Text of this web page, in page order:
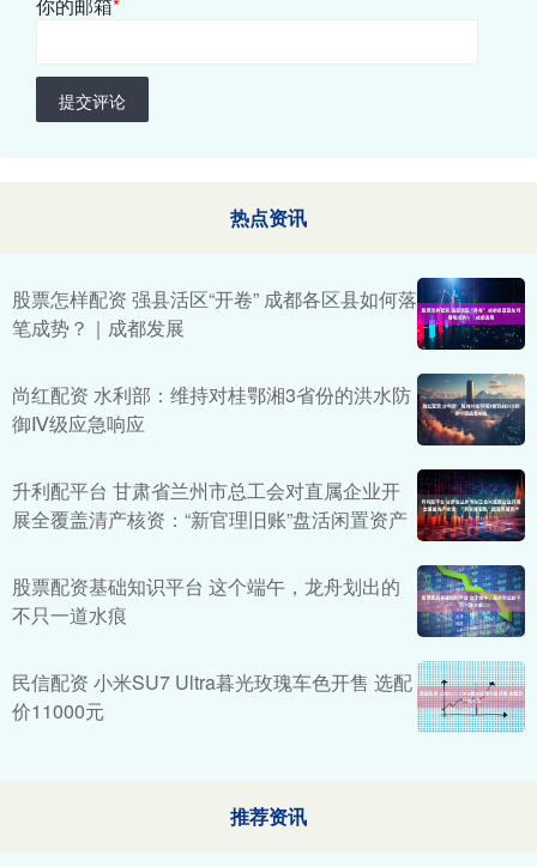
提交评论
热点资讯
股票怎样配资 强县活区“开卷” 成都各区县如何落
笔成势？｜成都发展
尚红配资 水利部：维持对桂鄂湘3省份的洪水防
御Ⅳ级应急响应
升利配平台 甘肃省兰州市总工会对直属企业开
展全覆盖清产核资：“新官理旧账”盘活闲置资产
股票配资基础知识平台 这个端午，龙舟划出的
不只一道水痕
民信配资 小米SU7 Ultra暮光玫瑰车色开售 选配
价11000元
推荐资讯